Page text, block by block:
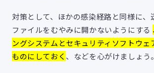
対策として、ほかの感染経路と同様に、
ファイルをむやみに開かないようにする
ングシステムとセキュリティソフトウェ
ものにしておく 、などを心がけましょう。